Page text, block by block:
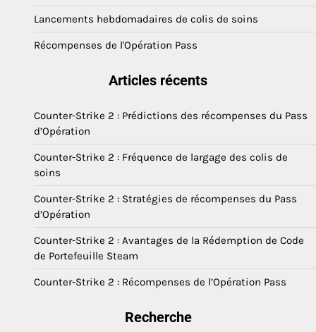
Lancements hebdomadaires de colis de soins
Récompenses de l'Opération Pass
Articles récents
Counter-Strike 2 : Prédictions des récompenses du Pass
d’Opération
Counter-Strike 2 : Fréquence de largage des colis de
soins
Counter-Strike 2 : Stratégies de récompenses du Pass
d’Opération
Counter-Strike 2 : Avantages de la Rédemption de Code
de Portefeuille Steam
Counter-Strike 2 : Récompenses de l’Opération Pass
Recherche